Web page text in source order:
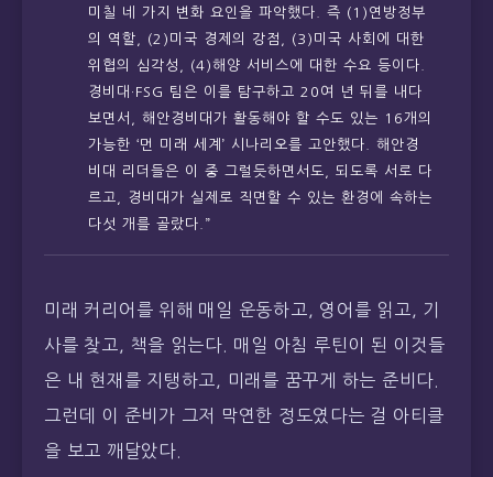
미칠 네 가지 변화 요인을 파악했다. 즉 (1)연방정부
의 역할, (2)미국 경제의 강점, (3)미국 사회에 대한
위협의 심각성, (4)해양 서비스에 대한 수요 등이다.
경비대·FSG 팀은 이를 탐구하고 20여 년 뒤를 내다
보면서, 해안경비대가 활동해야 할 수도 있는 16개의
가능한 ‘먼 미래 세계’ 시나리오를 고안했다. 해안경
비대 리더들은 이 중 그럴듯하면서도, 되도록 서로 다
르고, 경비대가 실제로 직면할 수 있는 환경에 속하는
다섯 개를 골랐다.”
미래 커리어를 위해 매일 운동하고, 영어를 읽고, 기
사를 찾고, 책을 읽는다. 매일 아침 루틴이 된 이것들
은 내 현재를 지탱하고, 미래를 꿈꾸게 하는 준비다.
그런데 이 준비가 그저 막연한 정도였다는 걸 아티클
을 보고 깨달았다.